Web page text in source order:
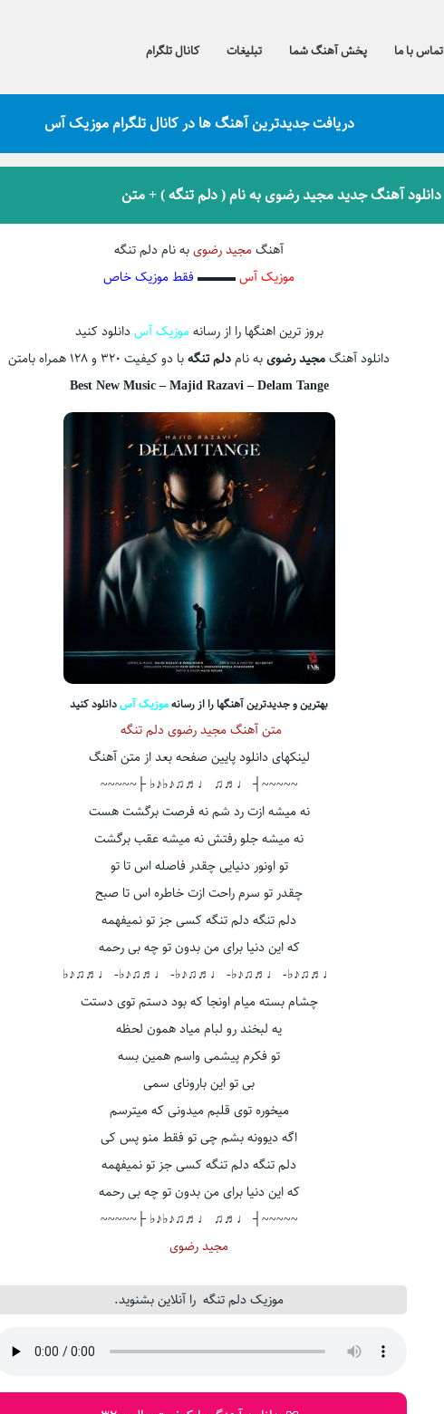
تماس با ما پخش آهنگ شما تبلیغات کانال تلگرام
دریافت جدیدترین آهنگ ها در کانال تلگرام موزیک آس
دانلود آهنگ جدید مجید رضوی به نام ( دلم تنگه ) + متن
آهنگمجید رضویبه نام دلم تنگه
موزیک آس▬▬▬ فقط موزیک خاص
بروز ترین اهنگها را از رسانهموزیک آسدانلود کنید
دانلود آهنگمجید رضویبه نامدلم تنگهبا دو کیفیت ۳۲۰ و ۱۲۸ همراه بامتن
Best New Music –Majid Razavi – Delam Tange
بهترین و جدیدترین آهنگها را از رسانهموزیک آسدانلود کنید
متن آهنگ مجید رضوی دلم تنگه
لینکهای دانلود پایین صفحه بعد از متن آهنگ
~~~~~┤ ♩♬♫ ♩♬♫♪♭♪♭ ├~~~~~
نه میشه ازت رد شم نه فرصت برگشت هست
نه میشه جلو رفتش نه میشه عقب برگشت
تو اونور دنیایی چقدر فاصله اس تا تو
چقدر تو سرم راحت ازت خاطره اس تا صبح
دلم تنگه دلم تنگه کسی جز تو نمیفهمه
که این دنیا برای من بدون تو چه بی رحمه
♩♬♫♪♭- ♩♬♫♪♭- ♩♬♫♪♭- ♩♬♫♪♭- ♩♬♫♪♭
چشام بسته میام اونجا که بود دستم توی دستت
یه لبخند رو لبام میاد همون لحظه
تو فکرم پیشمی واسم همین بسه
بی تو این بارونای سمی
میخوره توی قلبم میدونی که میترسم
اگه دیوونه بشم چی تو فقط منو پس کی
دلم تنگه دلم تنگه کسی جز تو نمیفهمه
که این دنیا برای من بدون تو چه بی رحمه
~~~~~┤ ♩♬♫ ♩♬♫♪♭♪♭ ├~~~~~
مجید رضوی
موزیک دلم تنگه را آنلاین بشنوید.